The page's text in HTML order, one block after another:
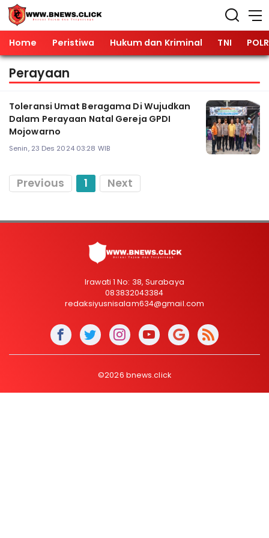
Home Peristiwa Hukum dan Kriminal TNI
Perayaan
Toleransi Umat Beragama Di Wujudkan
Dalam Perayaan Natal Gereja GPDI
Mojowarno
Senin, 23 Des 2024 03:28 WIB
Previous 1 Next
Irawati 1 No: 38, Surabaya
083832043384
redaksiyusnisalam634@gmail.com
©2026 bnews.click